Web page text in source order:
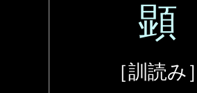
顕
［訓読み］